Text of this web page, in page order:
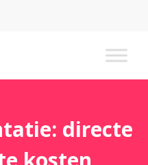
directe